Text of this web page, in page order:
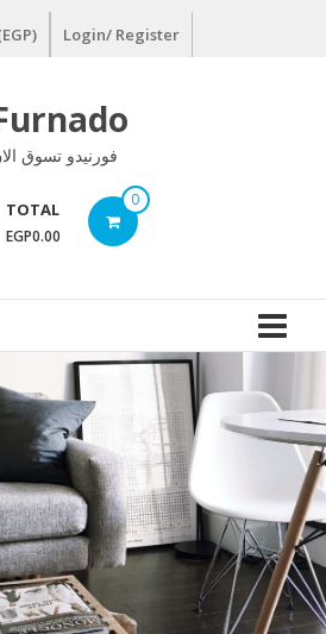
Login/ Register
فورنيدو تسوق
0
TOTAL
EGP0.00